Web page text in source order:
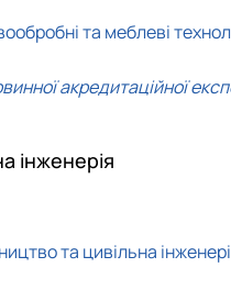
та меблеві технол
акредитаційної
інженерія
та цивільна інженері